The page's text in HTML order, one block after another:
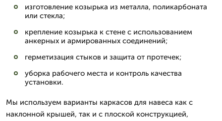
изготовление козырька из металла, поликарбоната
или стекла;
крепление козырька к стене с использованием
анкерных и армированных соединений;
герметизация стыков и защита от протечек;
уборка рабочего места и контроль качества
установки.
Мы используем варианты каркасов для навеса как с
наклонной крышей, так и с плоской конструкцией,